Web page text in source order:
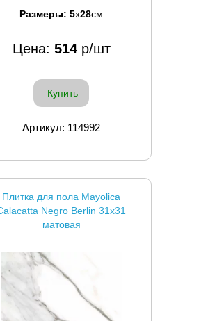
Размеры: 5x28см
Цена: 514р/шт
Купить
Артикул: 114992
Плитка для пола Mayolica
Negro Berlin 31x31
матовая